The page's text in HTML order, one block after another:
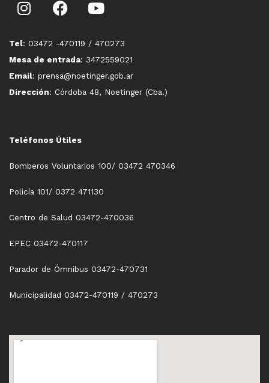
Tel: 03472 -470119 / 470273
Mesa de entrada: 3472559021
Email: prensa@noetinger.gob.ar
Dirección: Córdoba 48, Noetinger (Cba.)
Teléfonos Útiles
Bomberos Voluntarios 100/ 03472 470346
Policía 101/ 0372 471130
Centro de Salud 03472-470036
EPEC 03472-470117
Parador de Ómnibus 03472-470731
Municipalidad 03472-470119 / 470273